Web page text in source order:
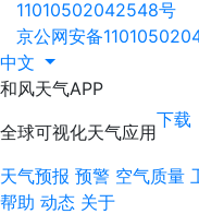
11010502042548号
京公网安备
中文
和风天气APP
全球可视化天气应用
下载
天气预报 预警 空气质量
帮助 动态 关于